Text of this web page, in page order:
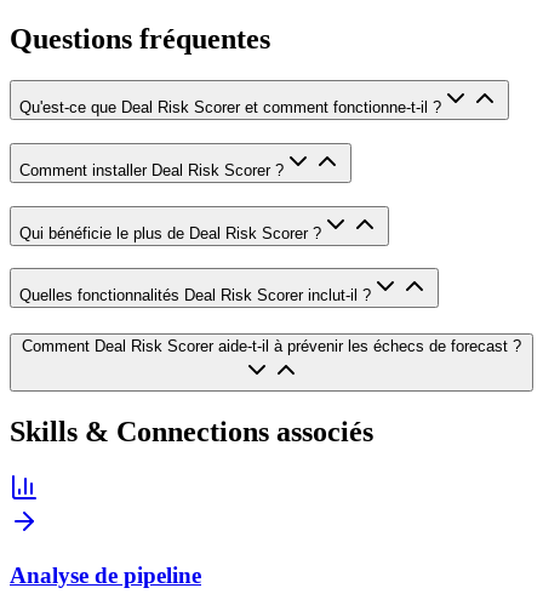
Questions fréquentes
Qu'est-ce que Deal Risk Scorer et comment fonctionne-t-il ?
Comment installer Deal Risk Scorer ?
Qui bénéficie le plus de Deal Risk Scorer ?
Quelles fonctionnalités Deal Risk Scorer inclut-il ?
Comment Deal Risk Scorer aide-t-il à prévenir les échecs de forecast ?
Skills & Connections associés
Analyse de pipeline